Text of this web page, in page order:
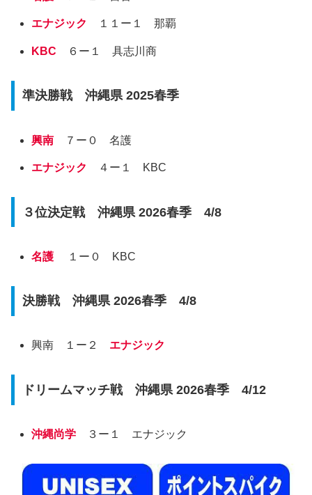
エナジック １１ー１ 那覇
KBC ６ー１ 具志川商
準決勝戦 沖縄県 2025春季
興南 ７ー０ 名護
エナジック ４ー１ KBC
３位決定戦 沖縄県 2026春季 4/8
名護 １ー０ KBC
決勝戦 沖縄県 2026春季 4/8
興南 １ー２ エナジック
ドリームマッチ戦 沖縄県 2026春季 4/12
沖縄尚学 ３ー１ エナジック